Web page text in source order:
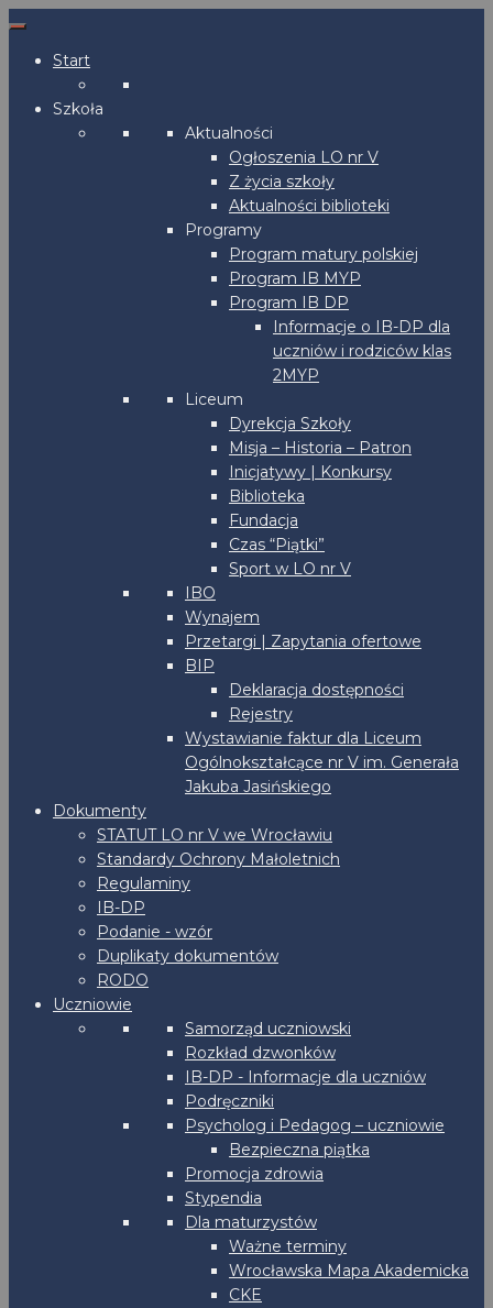
Start
Szkoła
Aktualności
Ogłoszenia LO nr V
Z życia szkoły
Aktualności biblioteki
Programy
Program matury polskiej
Program IB MYP
Program IB DP
Informacje o IB-DP dla
uczniów i rodziców klas
2MYP
Liceum
Dyrekcja Szkoły
Misja – Historia – Patron
Inicjatywy | Konkursy
Biblioteka
Fundacja
Czas “Piątki”
Sport w LO nr V
IBO
Wynajem
Przetargi | Zapytania ofertowe
BIP
Deklaracja dostępności
Rejestry
Wystawianie faktur dla Liceum
Ogólnokształcące nr V im. Generała
Jakuba Jasińskiego
Dokumenty
STATUT LO nr V we Wrocławiu
Standardy Ochrony Małoletnich
Regulaminy
IB-DP
Podanie - wzór
Duplikaty dokumentów
RODO
Uczniowie
Samorząd uczniowski
Rozkład dzwonków
IB-DP - Informacje dla uczniów
Podręczniki
Psycholog i Pedagog – uczniowie
Bezpieczna piątka
Promocja zdrowia
Stypendia
Dla maturzystów
Ważne terminy
Wrocławska Mapa Akademicka
CKE